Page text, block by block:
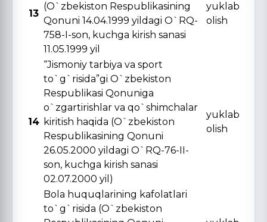
13
(O`zbekiston Respublikasining
Qonuni 14.04.1999 yildagi O`RQ-
758-I-son, kuchga kirish sanasi
11.05.1999 yil
yuklab
olish
14
“Jismoniy tarbiya va sport
to`g`risida”gi O`zbekiston
Respublikasi Qonuniga
o`zgartirishlar va qo`shimchalar
kiritish haqida (O`zbekiston
Respublikasining Qonuni
26.05.2000 yildagi O`RQ-76-II-
son, kuchga kirish sanasi
02.07.2000 yil)
yuklab
olish
Bola huquqlarining kafolatlari
to`g`risida (O`zbekiston